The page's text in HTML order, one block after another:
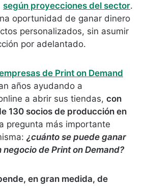
según proyecciones del sector.
oportunidad de ganar dinero
personalizados, sin asumir
por adelantado.
de Print on Demand
años ayudando a
a abrir sus tiendas, con
130 socios de producción en
pregunta más importante
¿cuánto se puede ganar
negocio de Print on Demand?
en gran medida, de